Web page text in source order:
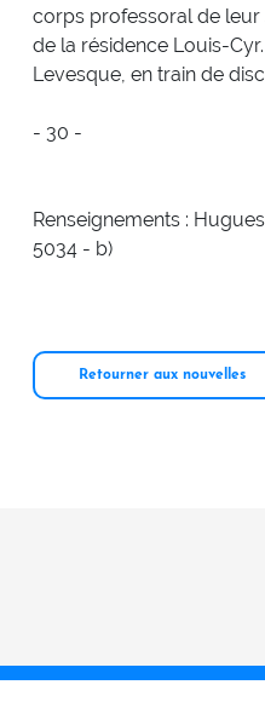
corps professoral de leur
de la résidence Louis-
Levesque, en train de
- 30 -
Renseignements :
5034 - b)
Retourner aux nouvelles